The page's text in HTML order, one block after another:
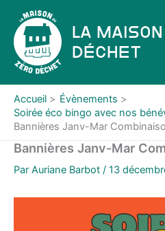
contenu
La
Déchet
Accueil
Évènements
Soirée éco bingo avec nos
Bannières Janv-Mar
Bannières Janv-Mar
Par Auriane Barbot / 13